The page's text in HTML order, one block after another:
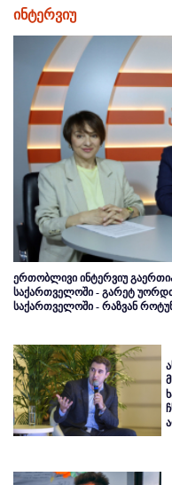
ინტერვიუ
ერთობლივი ინტერვიუ
საქართველოში - გარეტ
საქართველოში - რაზვან